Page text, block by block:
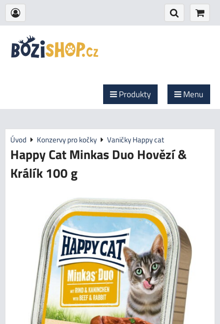
Produkty Menu
Úvod Konzervy pro kočky Vaničky Happy cat
Happy Cat Minkas Duo Hovězí &
Králík 100 g